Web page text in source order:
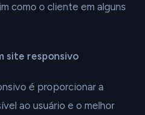
como o cliente em alguns
site responsivo
é proporcionar a
ao usuário e o melhor